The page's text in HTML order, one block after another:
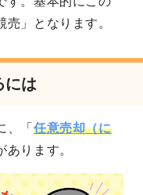
」となります。
には
、「 任意売却（に
あります。